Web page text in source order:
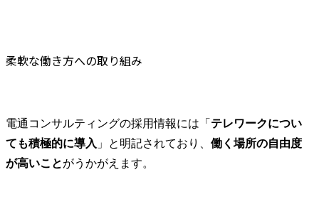
柔軟な働き方への取り組み
電通コンサルティングの採用情報には「 テレワークについ
ても積極的に導入 」と明記されており、 働く場所の自由度
が高いことがうかがえます。